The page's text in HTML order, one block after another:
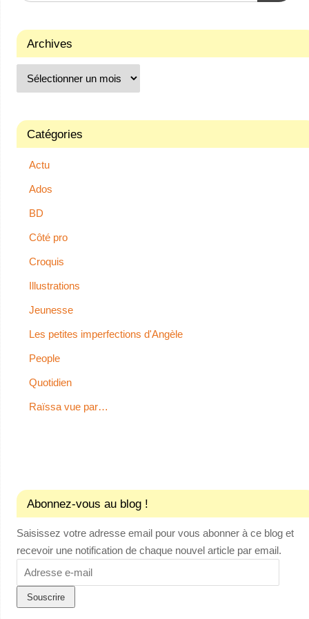
Archives
Catégories
Actu
Ados
BD
Côté pro
Croquis
Illustrations
Jeunesse
Les petites imperfections d'Angèle
People
Quotidien
Raïssa vue par…
Abonnez-vous au blog !
Saisissez votre adresse email pour vous abonner à ce blog et
recevoir une notification de chaque nouvel article par email.
Adresse
e-
mail